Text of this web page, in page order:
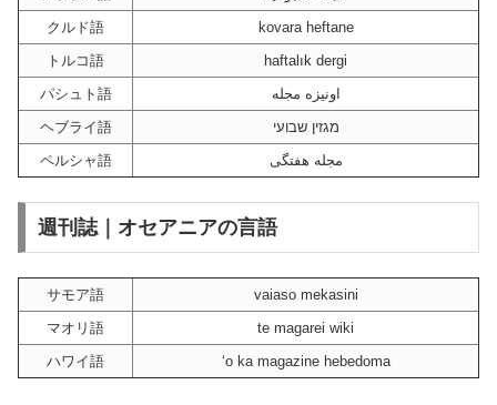
クルド語
kovara heftane
トルコ語
haftalık dergi
パシュト語
اونيزه مجله
ヘブライ語
מגזין שבועי
ペルシャ語
مجله هفتگی
週刊誌｜オセアニアの言語
サモア語
vaiaso mekasini
マオリ語
te magarei wiki
ハワイ語
ʻo ka magazine hebedoma